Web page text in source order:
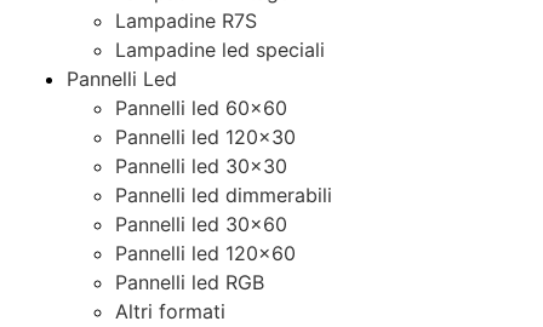
Lampadine R7S
Lampadine led speciali
Pannelli Led
Pannelli led 60×60
Pannelli led 120×30
Pannelli led 30×30
Pannelli led dimmerabili
Pannelli led 30×60
Pannelli led 120×60
Pannelli led RGB
Altri formati